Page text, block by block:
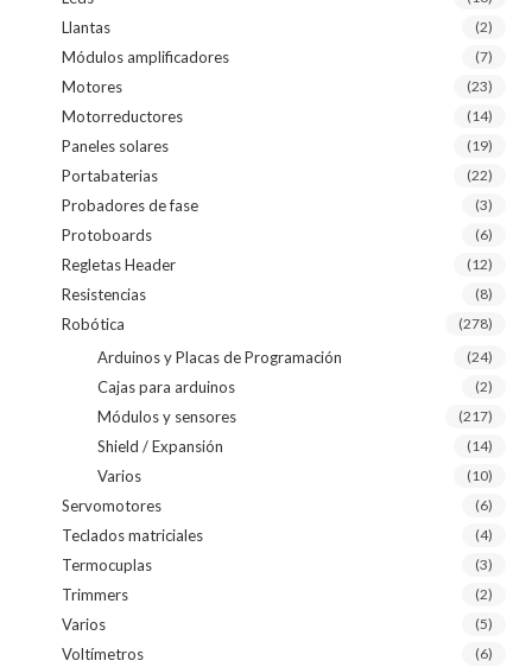
Llantas (2)
Módulos amplificadores (7)
Motores (23)
Motorreductores (14)
Paneles solares (19)
Portabaterias (22)
Probadores de fase (3)
Protoboards (6)
Regletas Header (12)
Resistencias (8)
Robótica (278)
Arduinos y Placas de Programación (24)
Cajas para arduinos (2)
Módulos y sensores (217)
Shield / Expansión (14)
Varios (10)
Servomotores (6)
Teclados matriciales (4)
Termocuplas (3)
Trimmers (2)
Varios (5)
Voltímetros (6)